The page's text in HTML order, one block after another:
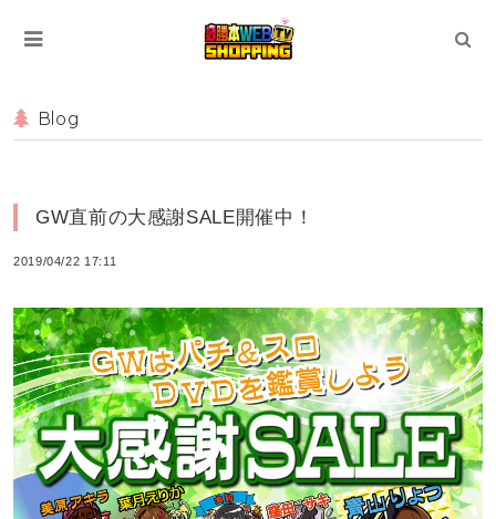
Blog
GW直前の大感謝SALE開催中！
2019/04/22 17:11